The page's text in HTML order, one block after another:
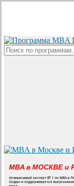
content
MBA в МОСКВЕ и
Независимый эксперт № 1 по MBA в
Создан и поддерживается